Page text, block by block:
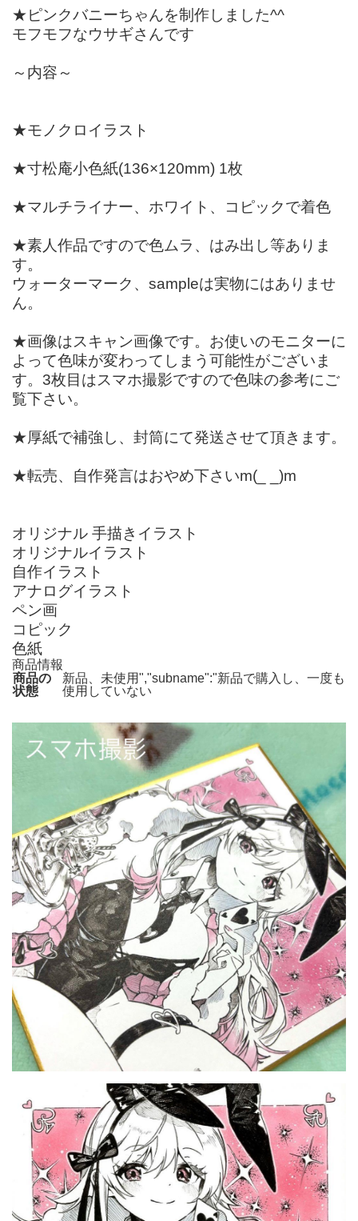
★ピンクバニーちゃんを制作しました^^
モフモフなウサギさんです
～内容～
★モノクロイラスト
★寸松庵小色紙(136×120mm) 1枚
★マルチライナー、ホワイト、コピックで着色
★素人作品ですので色ムラ、はみ出し等ありま
す。
ウォーターマーク、sampleは実物にはありませ
ん。
★画像はスキャン画像です。お使いのモニターに
よって色味が変わってしまう可能性がございま
す。3枚目はスマホ撮影ですので色味の参考にご
覧下さい。
★厚紙で補強し、封筒にて発送させて頂きます。
★転売、自作発言はおやめ下さいm(_ _)m
オリジナル 手描きイラスト
オリジナルイラスト
自作イラスト
アナログイラスト
ペン画
コピック
色紙
商品情報
商品の
状態
新品、未使用","subname":"新品で購入し、一度も
使用していない